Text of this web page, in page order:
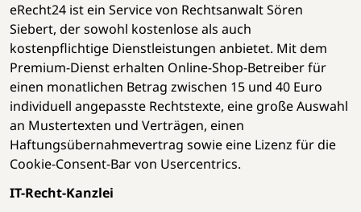
eRecht24 ist ein Service von Rechtsanwalt Sören
Siebert, der sowohl kostenlose als auch
kostenpflichtige Dienstleistungen anbietet. Mit dem
Premium-Dienst erhalten Online-Shop-Betreiber für
einen monatlichen Betrag zwischen 15 und 40 Euro
individuell angepasste Rechtstexte, eine große Auswahl
an Mustertexten und Verträgen, einen
Haftungsübernahmevertrag sowie eine Lizenz für die
Cookie-Consent-Bar von Usercentrics.
IT-Recht-Kanzlei